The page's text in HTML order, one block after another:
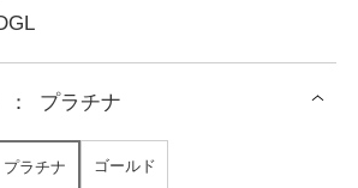
： プラチナ
プラチナ ゴールド